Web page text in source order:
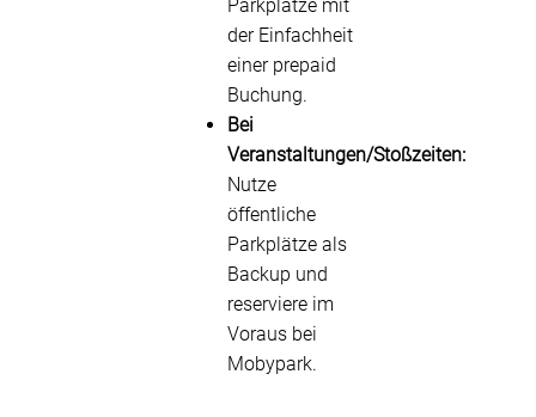
Parkplätze mit
der Einfachheit
einer prepaid
Buchung.
Bei
Veranstaltungen/Stoßzeiten:
Nutze
öffentliche
Parkplätze als
Backup und
reserviere im
Voraus bei
Mobypark.